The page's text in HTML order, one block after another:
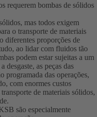
requerem bombas de sólidos
mas todos exigem
o transporte de materiais
diferentes proporções de
ao lidar com fluidos tão
podem estar sujeitas a um
desgaste, as peças das
programada das operações,
com enormes custos
de materiais sólidos,
são especialmente